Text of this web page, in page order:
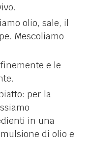
olio, sale, il
Mescoliamo
e le
per la
in una
di olio e